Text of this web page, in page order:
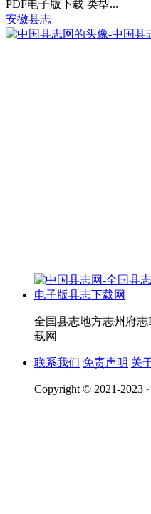
PDF电子版下载 类型...
安徽县志
全国县志地方志州府
载网
联系我们 免责声明 关
Copyright © 2021-2023 ·